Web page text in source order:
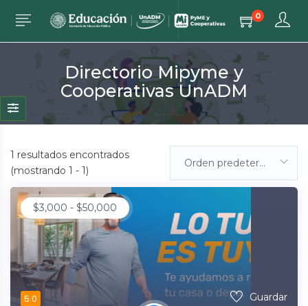
0
Directorio Mipyme y
Cooperativas UnADM
1 resultados encontrados
(mostrando 1 - 1)
Orden predeterminada
$3,000 - $50,000
5.0 Guardar